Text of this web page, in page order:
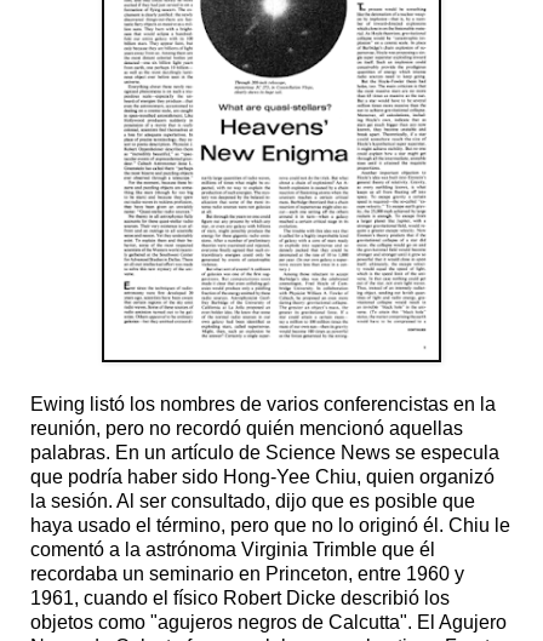
Ewing listó los nombres de varios conferencistas en la
reunión, pero no recordó quién mencionó aquellas
palabras. En un artículo de Science News se especula
que podría haber sido Hong-Yee Chiu, quien organizó
la sesión. Al ser consultado, dijo que es posible que
haya usado el término, pero que no lo originó él. Chiu le
comentó a la astrónoma Virginia Trimble que él
recordaba un seminario en Princeton, entre 1960 y
1961, cuando el físico Robert Dicke describió los
objetos como "agujeros negros de Calcutta". El Agujero